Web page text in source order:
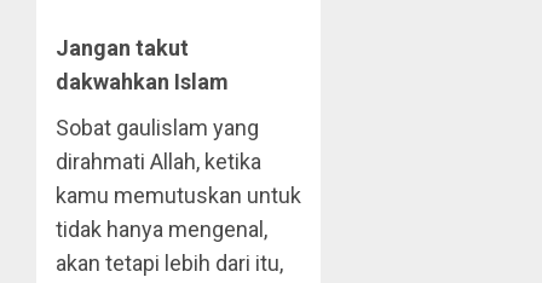
Jangan takut
dakwahkan Islam
Sobat gaulislam yang
dirahmati Allah, ketika
kamu memutuskan untuk
tidak hanya mengenal,
akan tetapi lebih dari itu,